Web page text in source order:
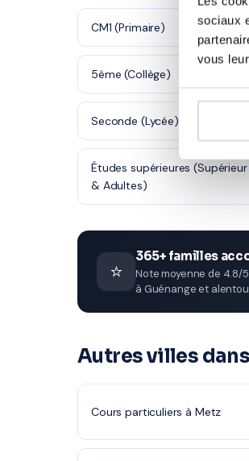
sociaux
vous
CM1 (Primaire)
5ème (Collège)
Seconde (Lycée)
Études supérieures (Supérieur
& Adultes)
⭐
365+ familles
Note moyenne de 4.8/
à Guénange et
Autres villes
Cours particuliers à Metz